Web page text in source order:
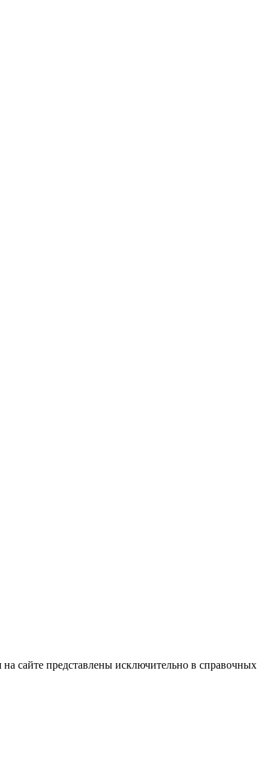
сайте представлены исключительно в справочных